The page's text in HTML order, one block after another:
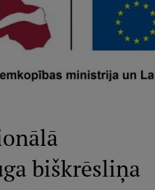
biškrēsliņa